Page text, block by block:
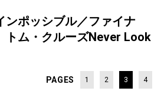
ンポッシブル／ファイナ
トム・クルーズNever Look
PAGES 1 2 3 4